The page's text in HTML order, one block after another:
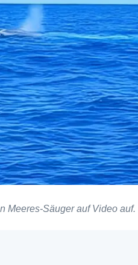
Meeres-Säuger auf Video auf.